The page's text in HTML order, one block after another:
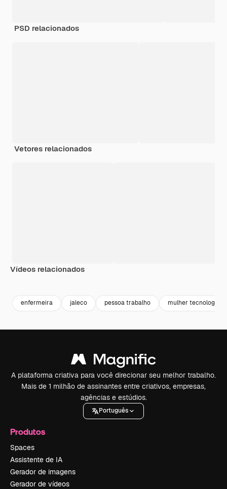
PSD relacionados
Vetores relacionados
Vídeos relacionados
enfermeira jaleco pessoa trabalho mulher tecnologia
A plataforma criativa para você direcionar seu melhor trabalho.
Mais de 1 milhão de assinantes entre criativos, empresas,
agências e estúdios.
Português
Produtos
Spaces
Assistente de IA
Gerador de imagens
Gerador de vídeos